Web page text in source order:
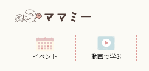
イベント 動画で学ぶ